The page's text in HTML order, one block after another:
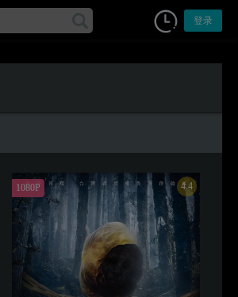
登录
1080P 4.4